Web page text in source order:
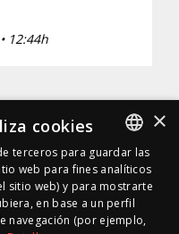
12:44h
SPANISH
SPANISH
×
cookies
terceros para guardar las
web para fines analíticos
sitio web) y para mostrarte
en base a un perfil
navegación (por ejemplo,